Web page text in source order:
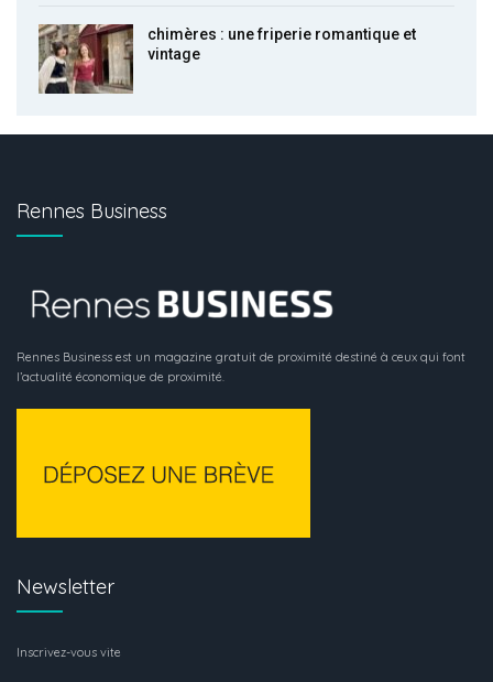
chimères : une friperie romantique et
vintage
Rennes Business
Rennes Business est un magazine gratuit de proximité destiné à ceux qui font
l’actualité économique de proximité.
Newsletter
Inscrivez-vous vite